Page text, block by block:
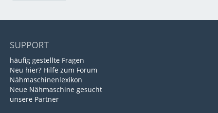
SUPPORT
häufig gestellte Fragen
Neu hier? Hilfe zum Forum
Nähmaschinenlexikon
Neue Nähmaschine gesucht
unsere Partner